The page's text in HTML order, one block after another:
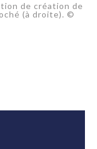
de création de
(à droite). ©